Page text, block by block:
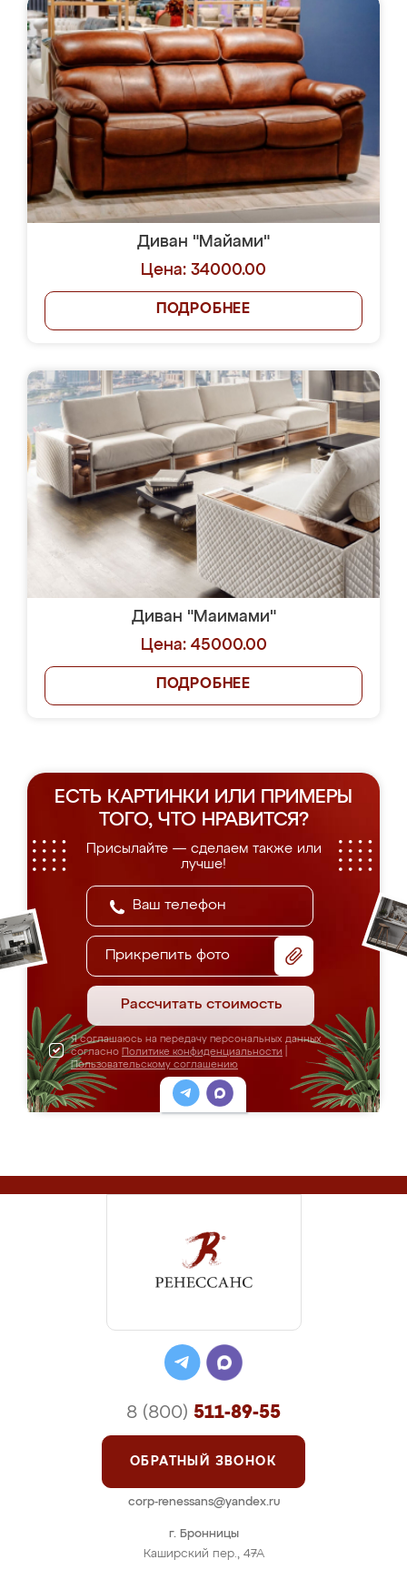
Диван "Майами"
Цена: 34000.00
ПОДРОБНЕЕ
Диван "Маимами"
Цена: 45000.00
ПОДРОБНЕЕ
ЕСТЬ КАРТИНКИ ИЛИ ПРИМЕРЫ
ТОГО, ЧТО НРАВИТСЯ?
Присылайте — сделаем также или
лучше!
Прикрепить фото
Рассчитать стоимость
Я соглашаюсь на передачу персональных данных
согласно Политике конфиденциальности
Пользовательскому соглашению
г. Бронницы
Каширский пер., 47А
8 (800) 511-89-55
ОБРАТНЫЙ ЗВОНОК
corp-renessans@yandex.ru